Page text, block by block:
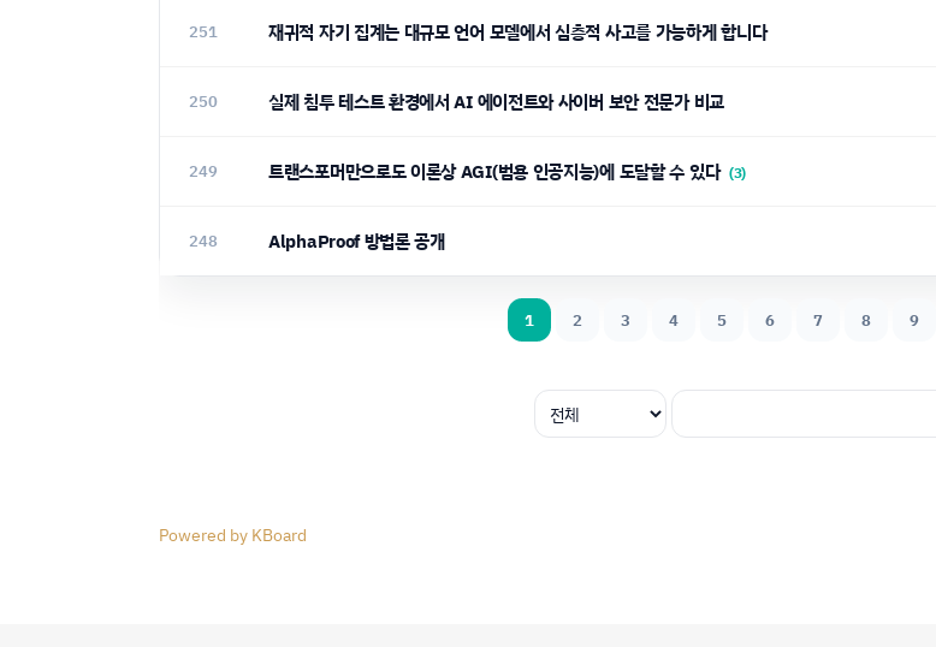
251 재귀적 자기 집계는 대규모 언어 모델에서 심층적 사고를 가능하게 합니다
250 실제 침투 테스트 환경에서 AI 에이전트와 사이버 보안 전문가 비교
249 트랜스포머만으로도 이론상 AGI(범용 인공지능)에 도달할 수 있다 (3)
248 AlphaProof 방법론 공개
1 2 3 4 5 6 7 8 9
Powered by KBoard